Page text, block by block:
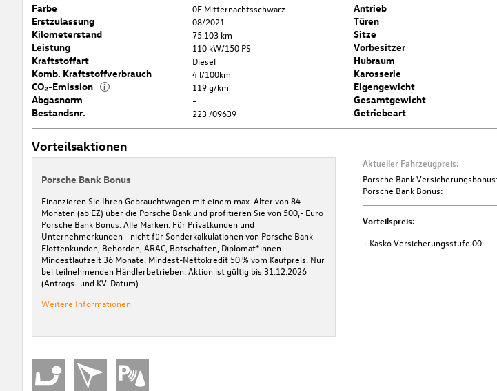
Farbe 0E Mitternachtsschwarz
Erstzulassung 08/2021
Kilometerstand 75.103 km
Leistung 110 kW/150 PS
Kraftstoffart Diesel
Komb. Kraftstoffverbrauch 4 l/100km
CO₂-Emission i 119 g/km
Abgasnorm –
Bestandsnr. 223 /09639
Antrieb
Türen
Sitze
Vorbesitzer
Hubraum
Karosserie
Eigengewicht
Gesamtgewicht
Getriebeart
Vorteilsaktionen
Porsche Bank Bonus
Finanzieren Sie Ihren Gebrauchtwagen mit einem max. Alter von 84
Monaten (ab EZ) über die Porsche Bank und profitieren Sie von 500,- Euro
Porsche Bank Bonus. Alle Marken. Für Privatkunden und
Unternehmerkunden - nicht für Sonderkalkulationen von Porsche Bank
Flottenkunden, Behörden, ARAC, Botschaften, Diplomat*innen.
Mindestlaufzeit 36 Monate. Mindest-Nettokredit 50 % vom Kaufpreis. Nur
bei teilnehmenden Händlerbetrieben. Aktion ist gültig bis 31.12.2026
(Antrags- und KV-Datum).
Weitere Informationen
Porsche Bank Versicherungsbonus
Mindestlaufzeit 36 Monate. Aktion ist
Weitere Informationen
Aktueller Fahrzeugpreis:
Porsche Bank Versicherungsbonus:
Porsche Bank Bonus:
Vorteilspreis:
+ Kasko Versicherungsstufe 00